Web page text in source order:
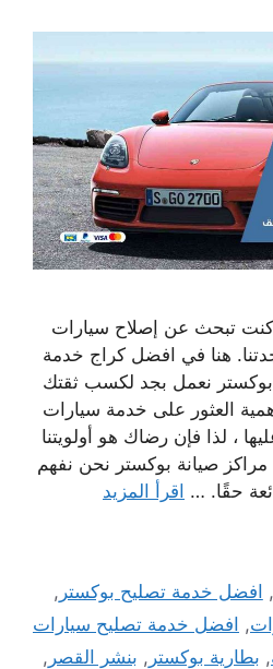
كنت تبحث عن إصلاح سيارات
هنا في افضل كراج خدمة
بوكستر نعمل بجد لكسب ثقتك
العثور على خدمة سيارات
، لذا فإن رضاك ​​هو أولويتنا
صيانة بوكستر نحن نفهم
حقًا. … اقرأ المزيد
, افضل خدمة تصليح بوكستر ,
, افضل خدمة تصليح سيارات
, بطارية بوكستر , بنشر القصر ,